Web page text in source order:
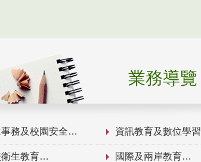
業務導覽
務及校園安全 資訊教育及數位學習
生教育 國際及兩岸教育